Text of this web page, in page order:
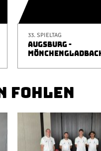
33. SPIELTAG
AUGSBURG -
FOHLEN